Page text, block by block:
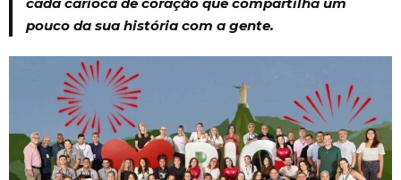
pouco da sua história com a gente.